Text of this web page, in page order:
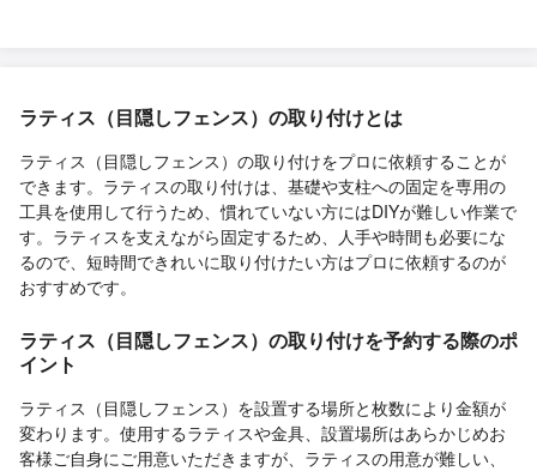
ラティス（目隠しフェンス）の取り付けとは
ラティス（目隠しフェンス）の取り付けをプロに依頼することが
できます。ラティスの取り付けは、基礎や支柱への固定を専用の
工具を使用して行うため、慣れていない方にはDIYが難しい作業で
す。ラティスを支えながら固定するため、人手や時間も必要にな
るので、短時間できれいに取り付けたい方はプロに依頼するのが
おすすめです。
ラティス（目隠しフェンス）の取り付けを予約する際のポ
イント
ラティス（目隠しフェンス）を設置する場所と枚数により金額が
変わります。使用するラティスや金具、設置場所はあらかじめお
客様ご自身にご用意いただきますが、ラティスの用意が難しい、